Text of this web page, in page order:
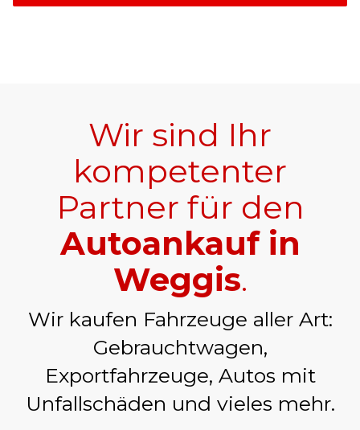
Wir sind Ihr
kompetenter
Partner für den
Autoankauf in
Weggis.
Wir kaufen Fahrzeuge aller Art:
Gebrauchtwagen,
Exportfahrzeuge, Autos mit
Unfallschäden und vieles mehr.